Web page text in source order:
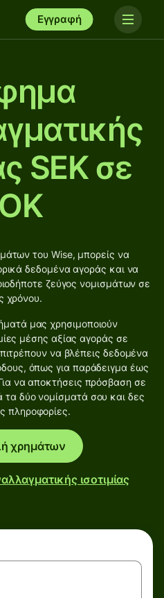
Εγγραφή
SEK σε
του Wise, μπορείς να
δεδομένα αγοράς και να
ζεύγος νομισμάτων σε
χρόνου.
μας χρησιμοποιούν
μέσης αξίας αγοράς σε
να βλέπεις δεδομένα
όπως για παράδειγμα έως
να αποκτήσεις πρόσβαση σε
δύο νομίσματά σου και δες
πληροφορίες.
χρημάτων
ισοτιμίας